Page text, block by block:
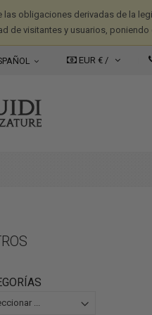
las obligaciones derivadas de la
de visitantes y usuarios,
EUR € /